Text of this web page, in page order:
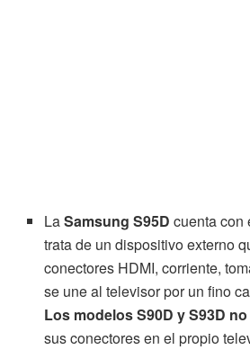
LaSamsung S95D cuenta con
trata de un dispositivo externo
conectores HDMI, corriente,
se une al televisor por un fino
Los modelos S90D y S93D
sus conectores en el propio